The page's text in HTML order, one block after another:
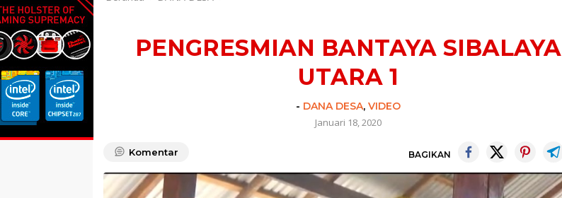
PENGRESMIAN BANTAYA SIBALAYA
UTARA 1
- DANA DESA, VIDEO
Januari 18, 2020
Komentar BAGIKAN